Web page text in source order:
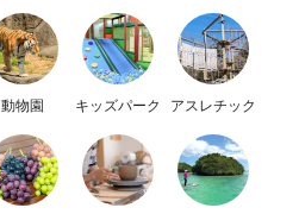
動物園 キッズパーク アスレチック